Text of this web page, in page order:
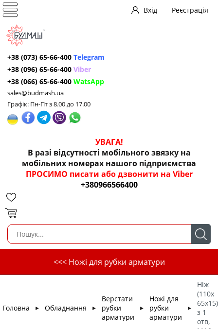
Вхід Реєстрація
+38 (073) 65-66-400 Telegram
+38 (096) 65-66-400 Viber
+38 (066) 65-66-400 WatsApp
sales@budmash.ua
Графік: Пн-Пт з 8.00 до 17.00
УВАГА!
В разі відсутності мобільного звязку на
мобільних номерах нашого підприємства
ПРОСИМО писати або дзвонити на Viber
+380966566400
<<< Ножі для рубки арматури
Головна ► Обладнання ►
Верстати
рубки
арматури
►
Ножі для
рубки
арматури
►
Ніж
(110х
65х15)
з 1
отв,